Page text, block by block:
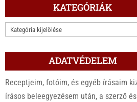
KATEGÓRIÁK
KATEGÓRIÁK
ADATVÉDELEM
Receptjeim, fotóim, és egyéb írásaim
írásos beleegyezésem után, a szerző